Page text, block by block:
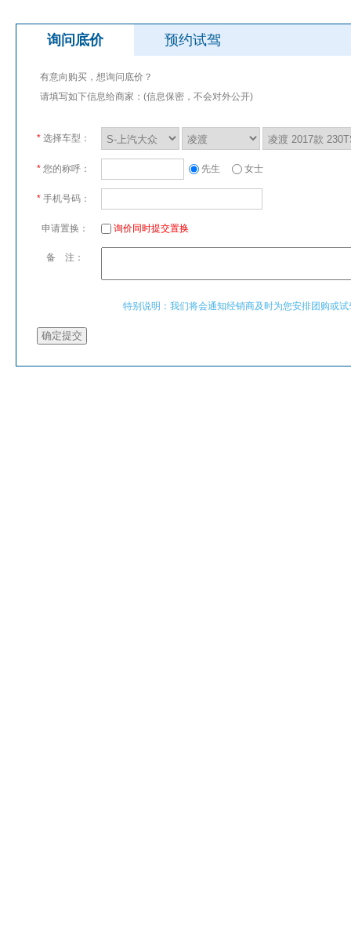
询问底价 预约试驾
有意向购买，想询问底价？
请填写如下信息给商家：(信息保密，不会对外公开)
* 选择车型：
* 您的称呼： 先生 女士
* 手机号码：
申请置换： 询价同时提交置换
备 注：
特别说明：我们将会通知经销商及时为您安排团购或试